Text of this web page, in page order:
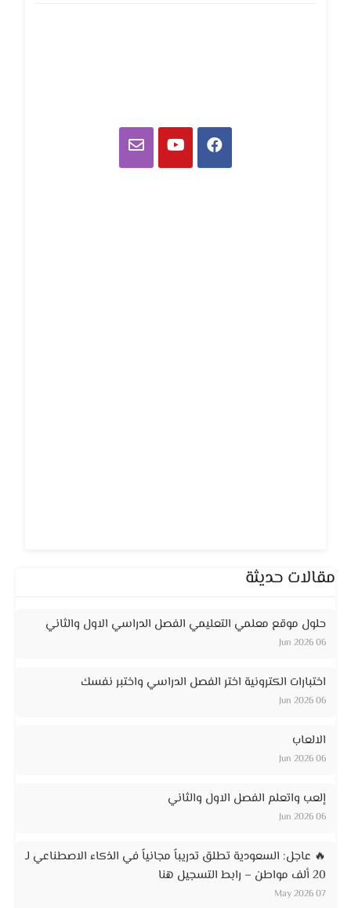
مقالات حديثة
حلول موقع معلمي التعليمي الفصل الدراسي الاول والثاني
06 Jun 2026
اختبارات الكترونية اختر الفصل الدراسي واختبر نفسك
06 Jun 2026
الالعاب
06 Jun 2026
إلعب واتعلم الفصل الاول والثاني
06 Jun 2026
🔥 عاجل: السعودية تطلق تدريباً مجانياً في الذكاء الاصطناعي لـ
20 ألف مواطن – رابط التسجيل هنا
07 May 2026